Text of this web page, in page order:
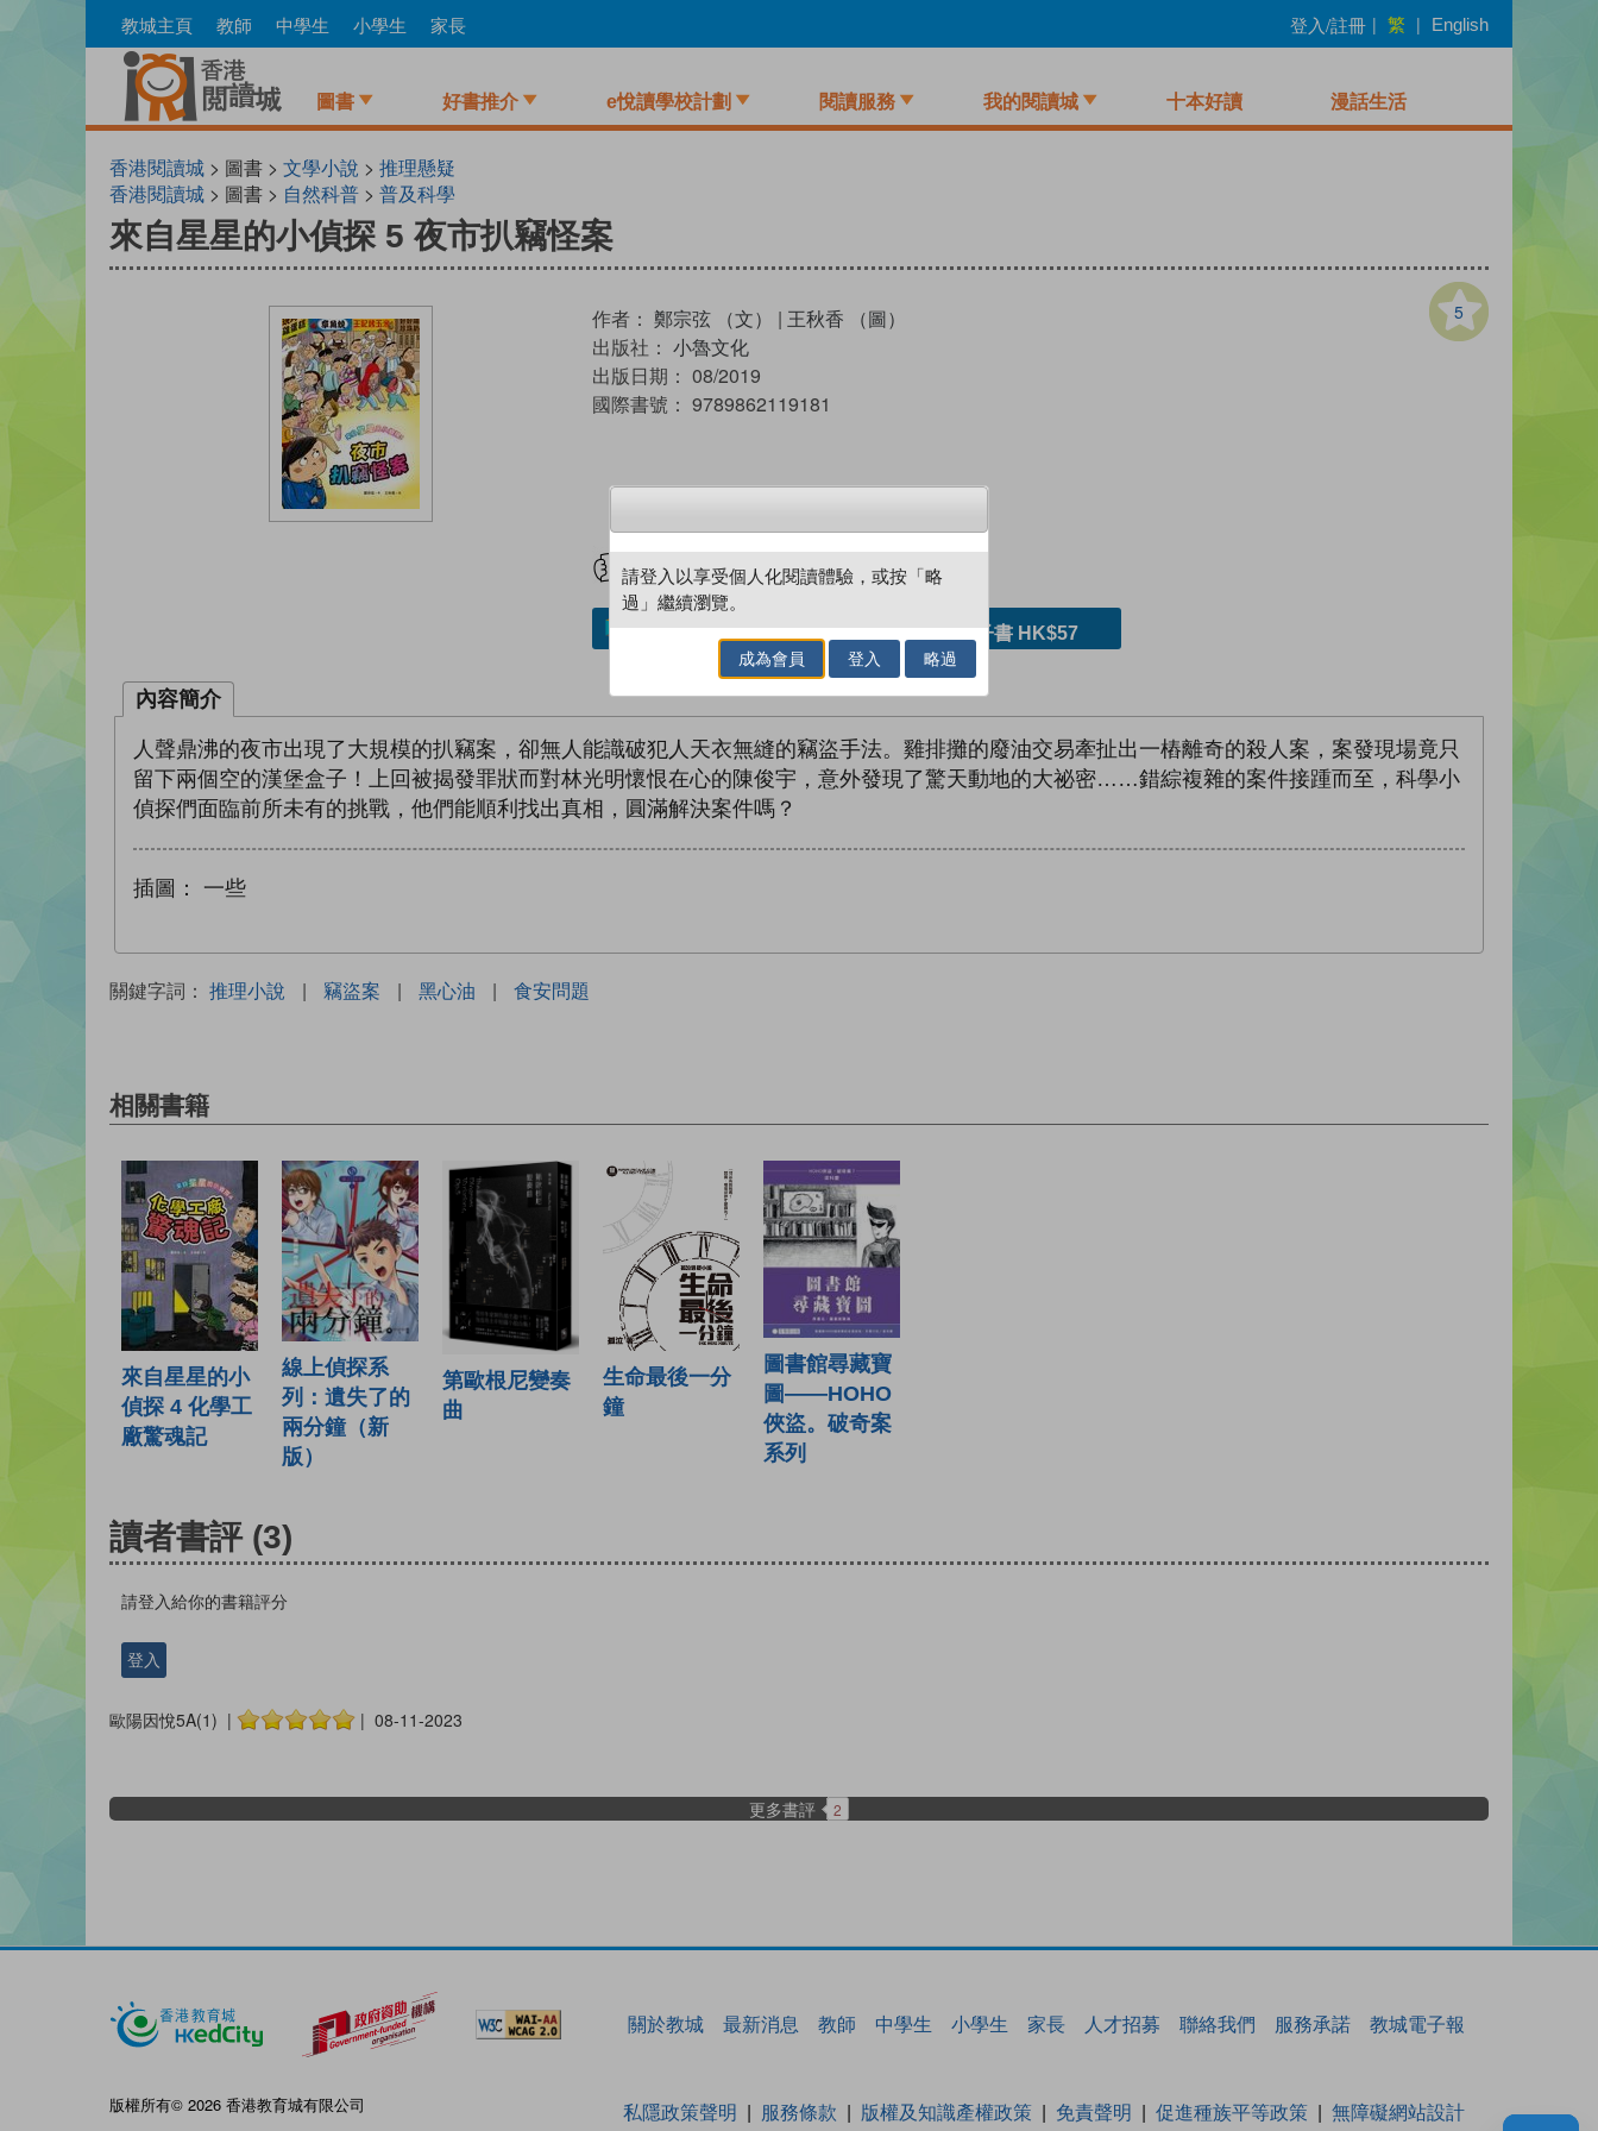
to
教城主頁 教師 中學生 小學生 家長 登入/註冊 | 繁 | English
圖書 好書推介 e悅讀學校計劃 閱讀服務 我的閱讀城 十本好讀 漫話生活
香港閱讀城 > 圖書 > 文學小說 > 推理懸疑
香港閱讀城 > 圖書 > 自然科普 > 普及科學
來自星星的小偵探 5 夜市扒竊怪案
5
作者： 鄭宗弦 （文） | 王秋香 （圖）
出版社： 小魯文化
出版日期： 08/2019
國際書號： 9789862119181
試閲 加入閱讀紀錄
加入／閱讀電子書 購買電子書 HK$57
內容簡介
人聲鼎沸的夜市出現了大規模的扒竊案，卻無人能識破犯人天衣無縫的竊盜手法。雞排攤的廢油交易牽扯出一樁離奇的殺人案，案發現場竟只
留下兩個空的漢堡盒子！上回被揭發罪狀而對林光明懷恨在心的陳俊宇，意外發現了驚天動地的大祕密……錯綜複雜的案件接踵而至，科學小
偵探們面臨前所未有的挑戰，他們能順利找出真相，圓滿解決案件嗎？
插圖： 一些
關鍵字詞： 推理小說 | 竊盜案 | 黑心油 | 食安問題
相關書籍
來自星星的小
偵探 4 化學工
廠驚魂記
線上偵探系
列：遺失了的
兩分鐘（新
版）
第歐根尼變奏
曲
生命最後一分
鐘
圖書館尋藏寶
圖——HOHO
俠盜。破奇案
系列
讀者書評 (3)
請登入給你的書籍評分
登入
歐陽因悅5A(1) | | 08-11-2023
更多書評 2
關於教城 最新消息 教師 中學生 小學生 家長 人才招募 聯絡我們 服務承諾 教城電子報
版權所有© 2026 香港教育城有限公司 私隱政策聲明 服務條款 版權及知識產權政策 免責聲明 促進種族平等政策 無障礙網站設計
請登入以享受個人化閱讀體驗，或按「略
過」繼續瀏覽。
成為會員 登入 略過